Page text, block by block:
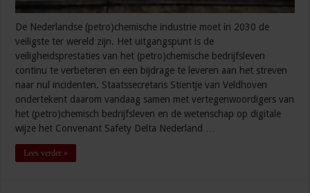
De Nederlandse (petro)chemische industrie moet in 2030 de
veiligste ter wereld zijn. Het uitgangspunt is de
veiligheidsprestaties van het (petro)chemische bedrijfsleven
continu te verbeteren en een bijdrage te leveren aan het streven
naar nul incidenten. Staatssecretaris Stientje van Veldhoven
ondertekent daarom vandaag samen met vertegenwoordigers van
het (petro)chemisch bedrijfsleven en de wetenschap op digitale
wijze het Convenant Safety Delta Nederland …
Lees verder »